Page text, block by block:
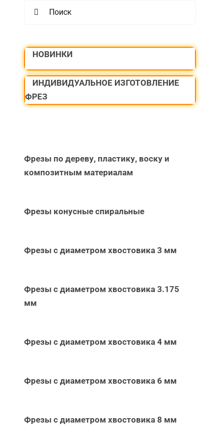
НОВИНКИ
ИНДИВИДУАЛЬНОЕ ИЗГОТОВЛЕНИЕ
ФРЕЗ
Фрезы по дереву, пластику, воску и
композитным материалам
Фрезы конусные спиральные
Фрезы с диаметром хвостовика 3 мм
Фрезы с диаметром хвостовика 3.175
мм
Фрезы с диаметром хвостовика 4 мм
Фрезы с диаметром хвостовика 6 мм
Фрезы с диаметром хвостовика 8 мм